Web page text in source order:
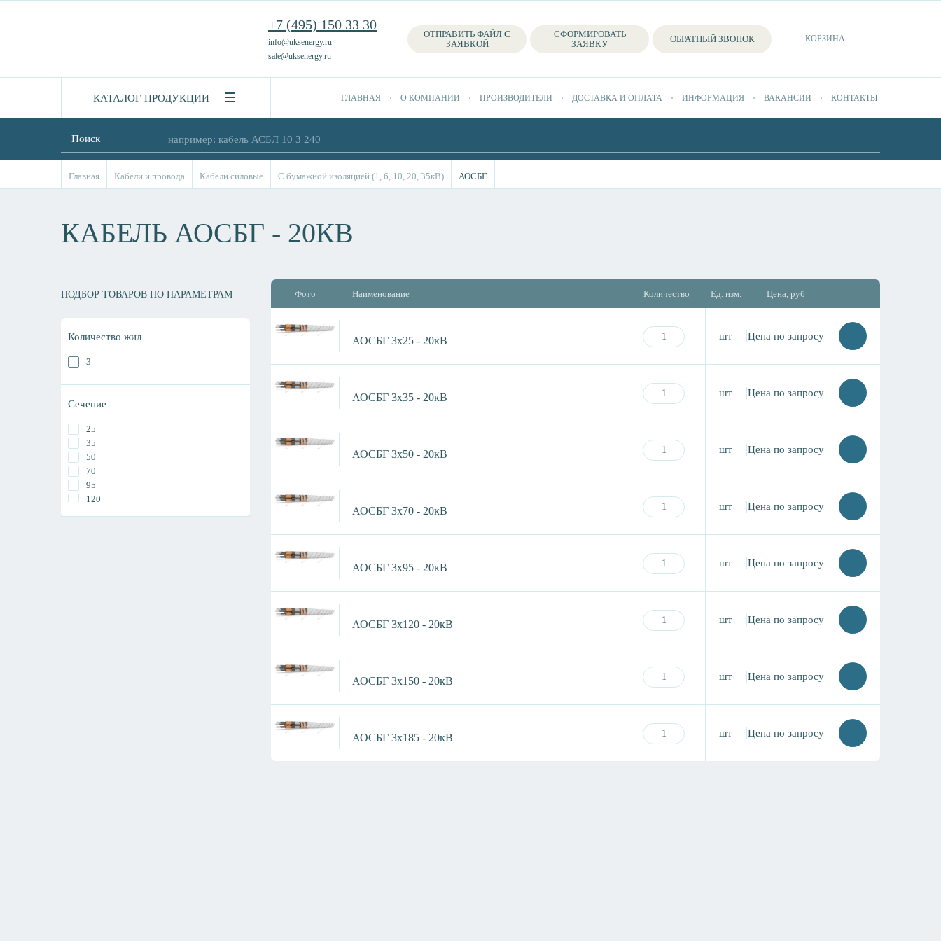
+7 (495) 150 33 30
info@uksenergy.ru
sale@uksenergy.ru
ОТПРАВИТЬ ФАЙЛ С
ЗАЯВКОЙ
СФОРМИРОВАТЬ
ЗАЯВКУ
ОБРАТНЫЙ ЗВОНОК КОРЗИНА
КАТАЛОГ ПРОДУКЦИИ ГЛАВНАЯ О КОМПАНИИ ПРОИЗВОДИТЕЛИ ДОСТАВКА И ОПЛАТА ИНФОРМАЦИЯ ВАКАНСИИ КОНТАКТЫ
Поиск
Главная Кабели и провода Кабели силовые С бумажной изоляцией (1, 6, 10, 20, 35кВ) АОСБГ
КАБЕЛЬ АОСБГ - 20КВ
ПОДБОР ТОВАРОВ ПО ПАРАМЕТРАМ
Количество жил
3
Сечение
25
35
50
70
95
120
Фото Наименование Количество Ед. изм. Цена, руб
АОСБГ 3х25 - 20кВ шт Цена по запросу
АОСБГ 3х35 - 20кВ шт Цена по запросу
АОСБГ 3х50 - 20кВ шт Цена по запросу
АОСБГ 3х70 - 20кВ шт Цена по запросу
АОСБГ 3х95 - 20кВ шт Цена по запросу
АОСБГ 3х120 - 20кВ шт Цена по запросу
АОСБГ 3х150 - 20кВ шт Цена по запросу
АОСБГ 3х185 - 20кВ шт Цена по запросу